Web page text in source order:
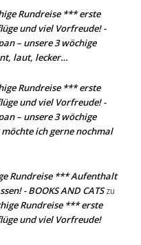
Rundreise *** erste
und viel Vorfreude! -
– unsere 3 wöchige
laut, lecker…
Rundreise *** erste
und viel Vorfreude! -
– unsere 3 wöchige
ich gerne nochmal
Rundreise *** Aufenthalt
- BOOKS AND CATSzu
Rundreise *** erste
und viel Vorfreude!